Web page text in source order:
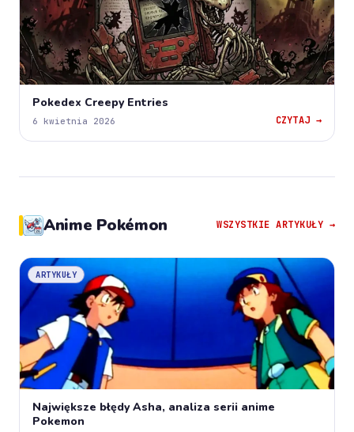
Pokedex Creepy Entries
6 kwietnia 2026 CZYTAJ →
Anime Pokémon WSZYSTKIE ARTYKUŁY →
ARTYKUŁY
Największe błędy Asha, analiza serii anime
Pokemon